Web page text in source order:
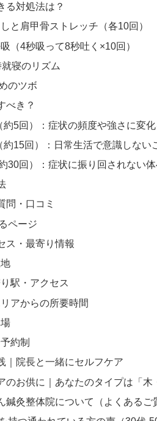
る対処法は？
と肩甲骨ストレッチ（各10回）
（4秒吸って8秒吐く×10回）
寝のリズム
のツボ
べき？
約5回）：症状の頻度や強さに変
約15回）：日常生活で意識しない
30回）：症状に振り回されない
問・口コミ
ページ
ス・最寄り情報
駅・アクセス
アからの所要時間
約制
｜院長と一緒にセルフケア
のお供に｜あなたのタイプは「木
鍼灸整体院について（よくあるご